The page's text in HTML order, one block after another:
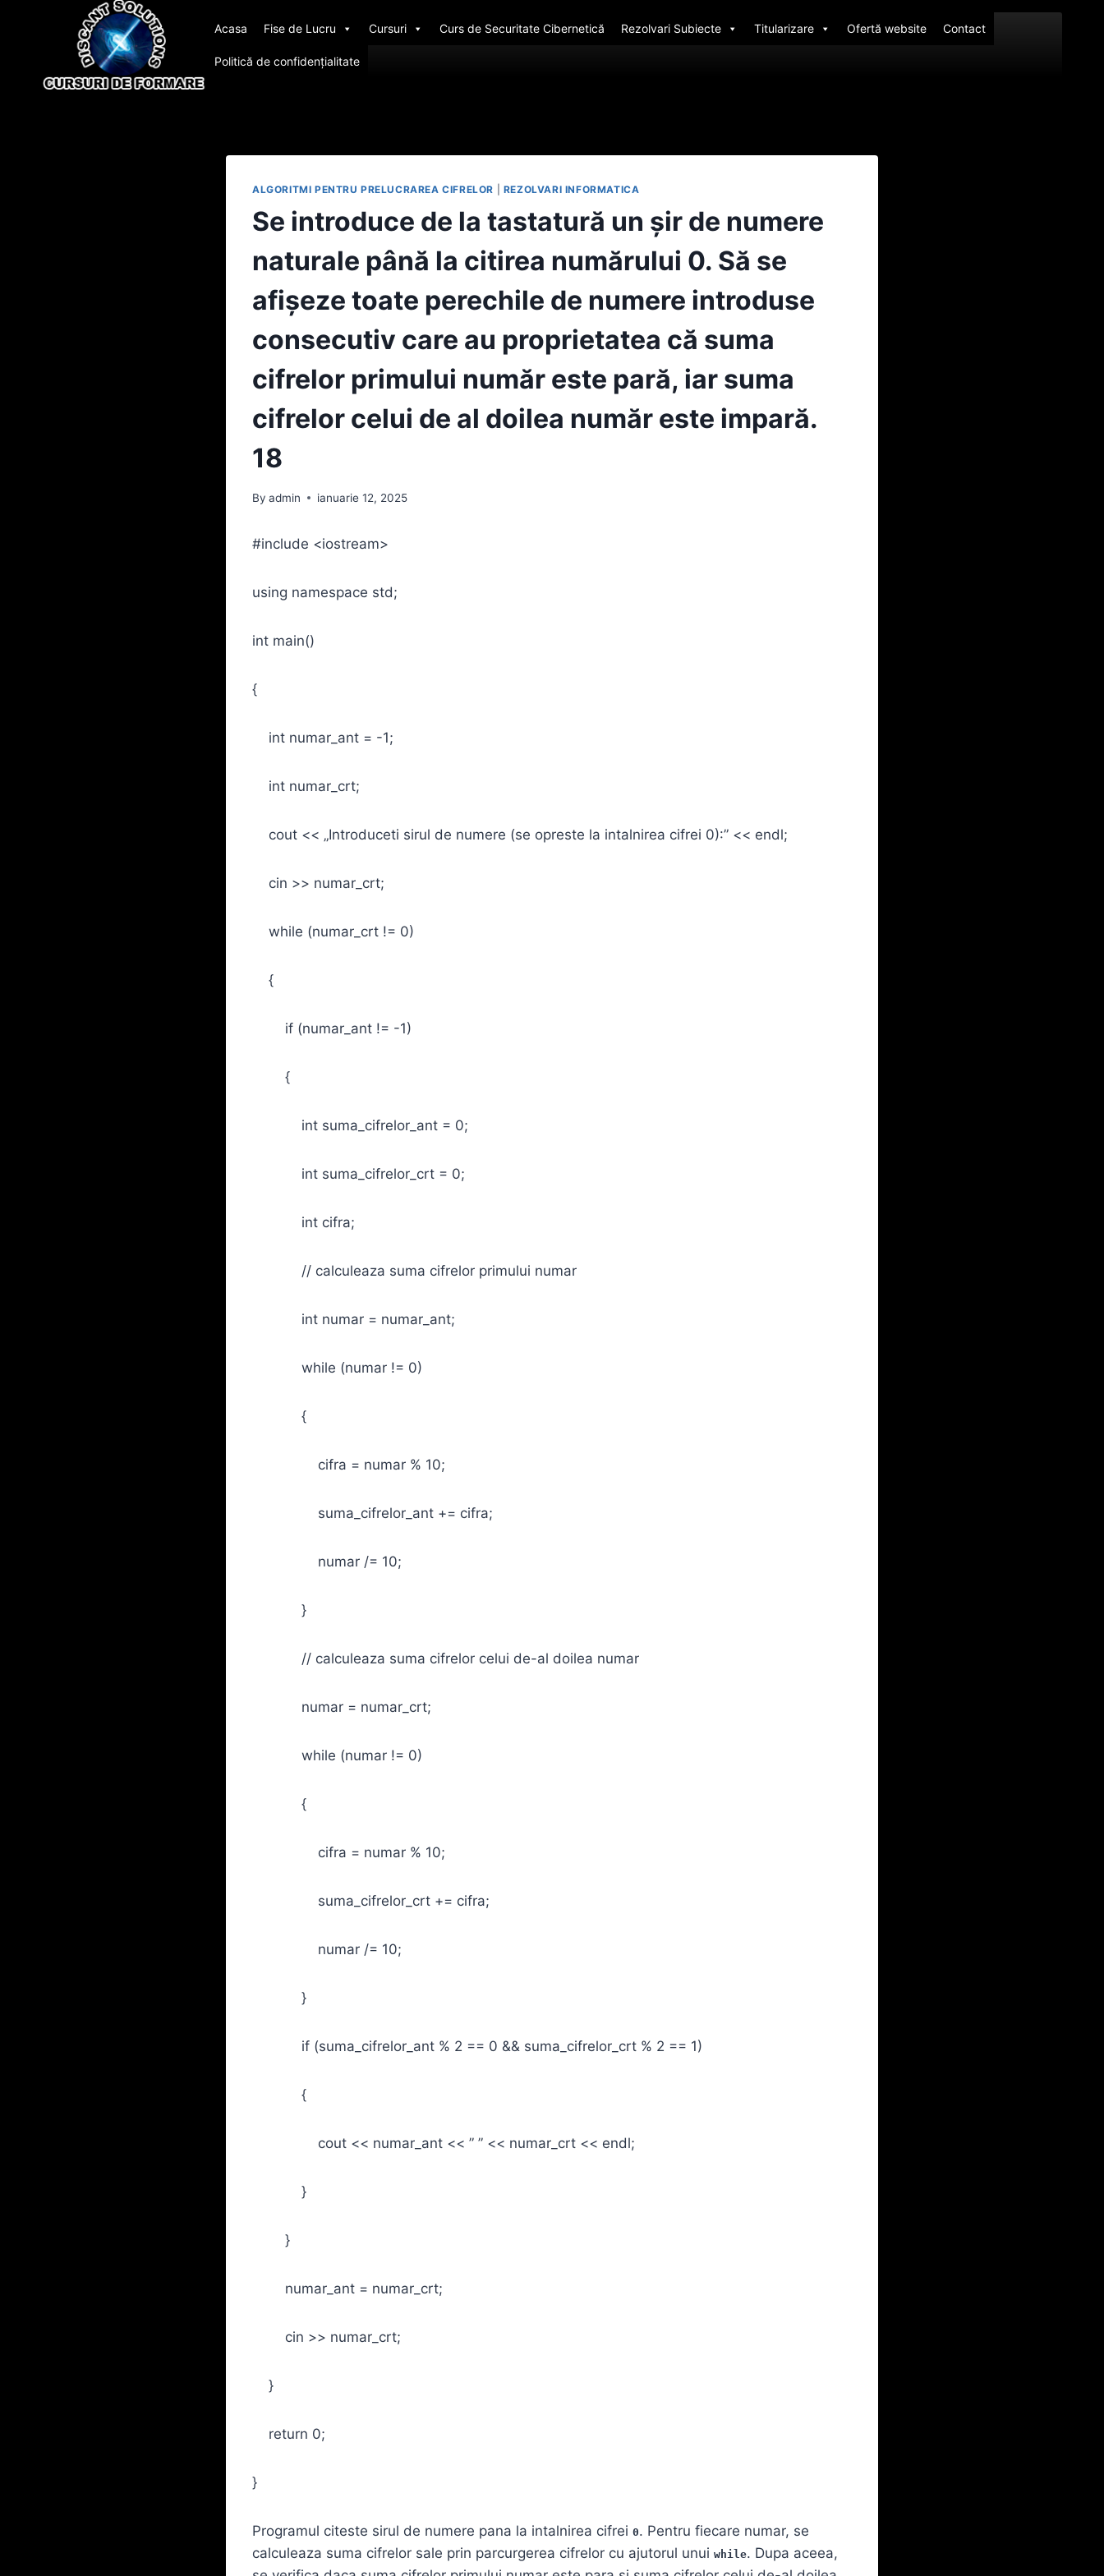
Acasa Fise de Lucru Cursuri Curs de Securitate Cibernetică Rezolvari Subiecte Titularizare Ofertă website Contact
Politică de confidențialitate
ALGORITMI PENTRU PRELUCRAREA CIFRELOR REZOLVARI INFORMATICA
Se introduce de la tastatură un şir de numere
naturale până la citirea numărului 0. Să se
afişeze toate perechile de numere introduse
consecutiv care au proprietatea că suma
cifrelor primului număr este pară, iar suma
cifrelor celui de al doilea număr este impară.
18
By admin ianuarie 12, 2025
#include <iostream>
using namespace std;
int main()
{
int numar_ant = -1;
int numar_crt;
cout << „Introduceti sirul de numere (se opreste la intalnirea cifrei 0):” << endl;
cin >> numar_crt;
while (numar_crt != 0)
{
if (numar_ant != -1)
{
int suma_cifrelor_ant = 0;
int suma_cifrelor_crt = 0;
int cifra;
// calculeaza suma cifrelor primului numar
int numar = numar_ant;
while (numar != 0)
{
cifra = numar % 10;
suma_cifrelor_ant += cifra;
numar /= 10;
}
// calculeaza suma cifrelor celui de-al doilea numar
numar = numar_crt;
while (numar != 0)
{
cifra = numar % 10;
suma_cifrelor_crt += cifra;
numar /= 10;
}
if (suma_cifrelor_ant % 2 == 0 && suma_cifrelor_crt % 2 == 1)
{
cout << numar_ant << ” ” << numar_crt << endl;
}
}
numar_ant = numar_crt;
cin >> numar_crt;
}
return 0;
}
Programul citeste sirul de numere pana la intalnirea cifrei 0. Pentru fiecare numar, se
calculeaza suma cifrelor sale prin parcurgerea cifrelor cu ajutorul unui while. Dupa aceea,